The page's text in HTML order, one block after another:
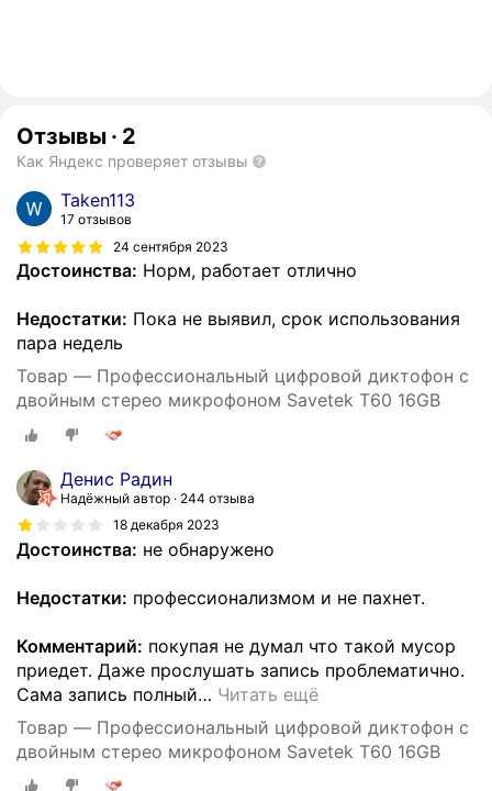
Отзывы · 2
Как Яндекс проверяет отзывы
Taken113
17 отзывов
24 сентября 2023
Достоинства: Норм, работает отлично
Недостатки: Пока не выявил, срок использования
пара недель
Товар — Профессиональный цифровой диктофон с
двойным стерео микрофоном Savetek T60 16GB
Денис Радин
Надёжный автор
244 отзыва
18 декабря 2023
Достоинства: не обнаружено
Недостатки: профессионализмом и не пахнет.
Комментарий: покупая не думал что такой мусор
приедет. Даже прослушать запись проблематично.
Сама запись полный… Читать ещё
Товар — Профессиональный цифровой диктофон с
двойным стерео микрофоном Savetek T60 16GB